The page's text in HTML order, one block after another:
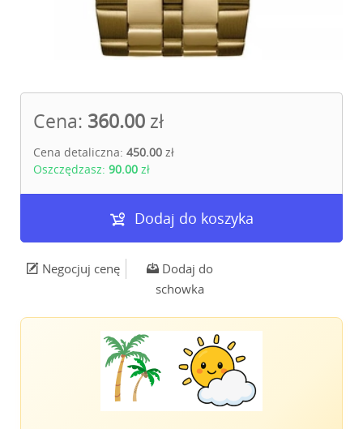
Cena: 360.00 zł
Cena detaliczna: 450.00 zł
Oszczędzasz: 90.00 zł
Dodaj do koszyka
Negocjuj cenę
Dodaj do
schowka